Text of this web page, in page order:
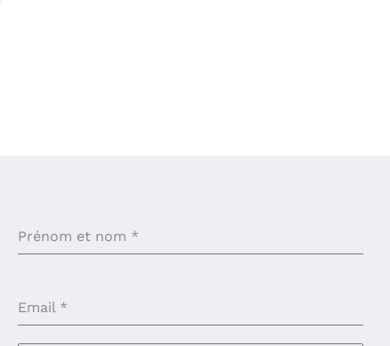
Prénom et nom *
Email *